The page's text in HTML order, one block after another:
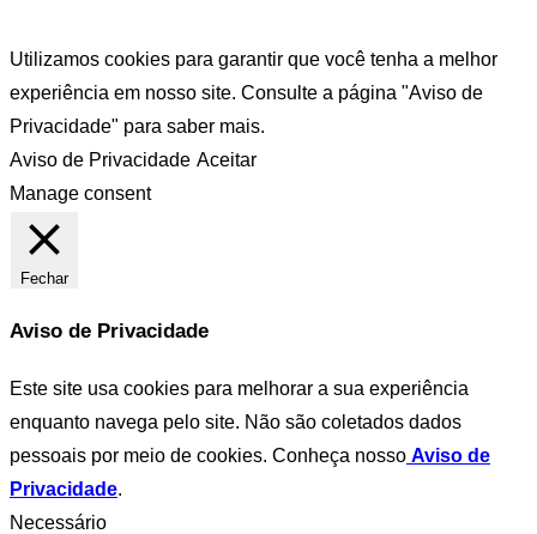
Utilizamos cookies para garantir que você tenha a melhor
experiência em nosso site. Consulte a página "Aviso de
Privacidade" para saber mais.
Aviso de Privacidade Aceitar
Manage consent
Fechar
Aviso de Privacidade
Este site usa cookies para melhorar a sua experiência
enquanto navega pelo site. Não são coletados dados
pessoais por meio de cookies. Conheça nosso Aviso de
Privacidade.
Necessário